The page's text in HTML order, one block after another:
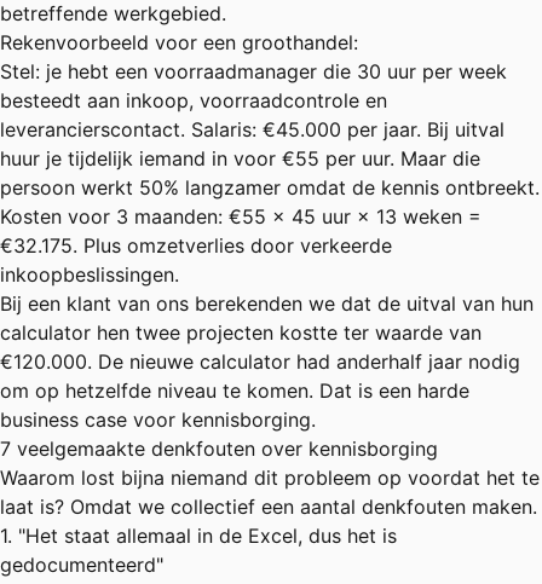
betreffende werkgebied.
Rekenvoorbeeld voor een groothandel:
Stel: je hebt een voorraadmanager die 30 uur per week
besteedt aan inkoop, voorraadcontrole en
leverancierscontact. Salaris: €45.000 per jaar. Bij uitval
huur je tijdelijk iemand in voor €55 per uur. Maar die
persoon werkt 50% langzamer omdat de kennis ontbreekt.
Kosten voor 3 maanden: €55 × 45 uur × 13 weken =
€32.175. Plus omzetverlies door verkeerde
inkoopbeslissingen.
Bij een klant van ons berekenden we dat de uitval van hun
calculator hen twee projecten kostte ter waarde van
€120.000. De nieuwe calculator had anderhalf jaar nodig
om op hetzelfde niveau te komen. Dat is een harde
business case voor kennisborging.
7 veelgemaakte denkfouten over kennisborging
Waarom lost bijna niemand dit probleem op voordat het te
laat is? Omdat we collectief een aantal denkfouten maken.
1. "Het staat allemaal in de Excel, dus het is
gedocumenteerd"